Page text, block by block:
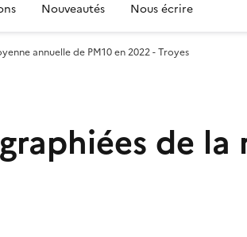
Nouveautés Nous écrire
annuelle de PM10 en 2022 - Troyes
de la